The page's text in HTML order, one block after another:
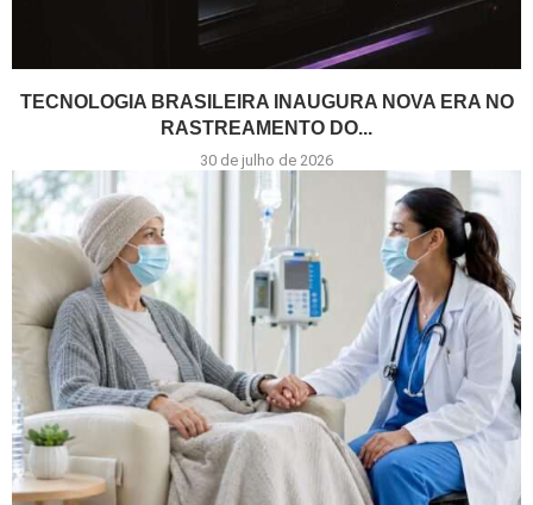
TECNOLOGIA BRASILEIRA INAUGURA NOVA ERA NO
RASTREAMENTO DO...
30 de julho de 2026